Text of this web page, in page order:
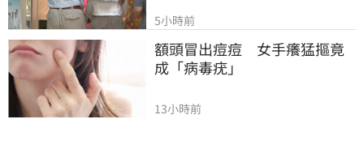
5小時前
額頭冒出痘痘　女手癢猛摳竟
成「病毒疣」
13小時前